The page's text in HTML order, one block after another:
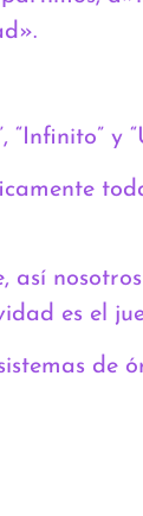
y
es el
de